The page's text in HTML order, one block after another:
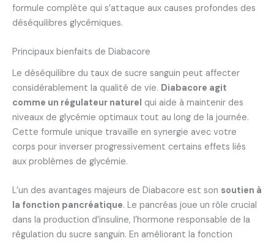
formule complète qui s’attaque aux causes profondes des
déséquilibres glycémiques.
Principaux bienfaits de Diabacore
Le déséquilibre du taux de sucre sanguin peut affecter
considérablement la qualité de vie. Diabacore agit
comme un régulateur naturel qui aide à maintenir des
niveaux de glycémie optimaux tout au long de la journée.
Cette formule unique travaille en synergie avec votre
corps pour inverser progressivement certains effets liés
aux problèmes de glycémie.
L’un des avantages majeurs de Diabacore est son soutien à
la fonction pancréatique. Le pancréas joue un rôle crucial
dans la production d’insuline, l’hormone responsable de la
régulation du sucre sanguin. En améliorant la fonction